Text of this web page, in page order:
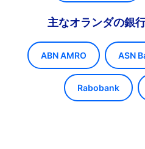
主なオランダの銀
ABN AMRO ASN
Rabobank